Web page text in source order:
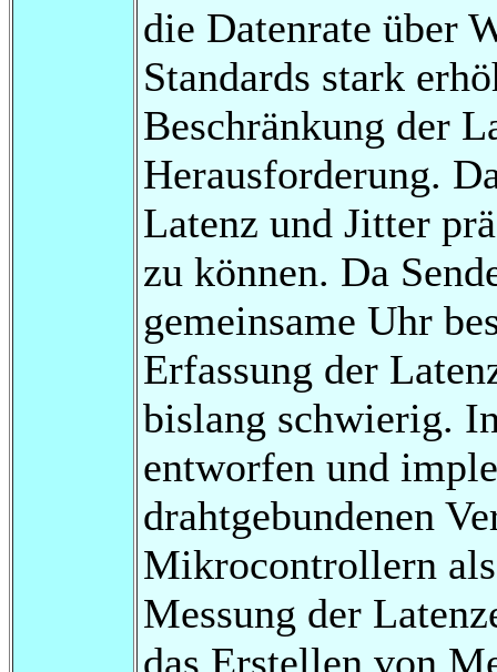
die Datenrate über
Standards stark
Beschränkung der
Herausforderung.
Latenz und Jitter
zu können. Da
gemeinsame Uhr
Erfassung der
bislang schwierig.
entworfen und
drahtgebundenen
Mikrocontrollern
Messung der
das Erstellen von